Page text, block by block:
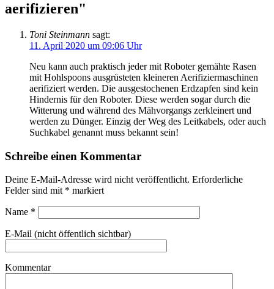
aerifizieren"
Toni Steinmann sagt:
11. April 2020 um 09:06 Uhr
Neu kann auch praktisch jeder mit Roboter gemähte Rasen
mit Hohlspoons ausgrüsteten kleineren Aerifiziermaschinen
aerifiziert werden. Die ausgestochenen Erdzapfen sind kein
Hindernis für den Roboter. Diese werden sogar durch die
Witterung und während des Mähvorgangs zerkleinert und
werden zu Dünger. Einzig der Weg des Leitkabels, oder auch
Suchkabel genannt muss bekannt sein!
Schreibe einen Kommentar
Deine E-Mail-Adresse wird nicht veröffentlicht. Erforderliche
Felder sind mit * markiert
Name *
E-Mail (nicht öffentlich sichtbar)
Kommentar